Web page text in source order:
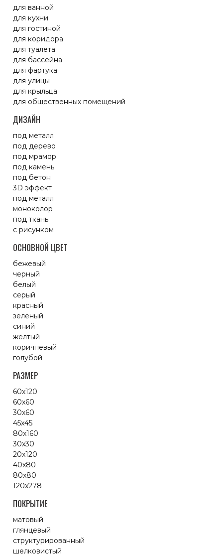
для ванной
для кухни
для гостиной
для коридора
для туалета
для бассейна
для фартука
для улицы
для крыльца
для общественных помещений
ДИЗАЙН
под металл
под дерево
под мрамор
под камень
под бетон
3D эффект
под металл
моноколор
под ткань
с рисунком
ОСНОВНОЙ ЦВЕТ
бежевый
черный
белый
серый
красный
зеленый
синий
желтый
коричневый
голубой
РАЗМЕР
60x120
60x60
30x60
45x45
80x160
30x30
20x120
40x80
80x80
120x278
ПОКРЫТИЕ
матовый
глянцевый
структурированный
шелковистый